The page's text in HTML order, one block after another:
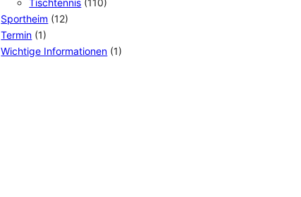
Sportheim (12)
Termin (1)
Wichtige Informationen (1)